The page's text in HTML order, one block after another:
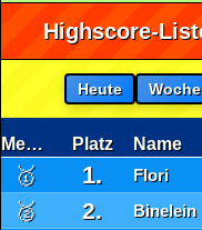
Highscore-
Heute Woche
Medaille Platz Name
🥇 1. Flori
🥈 2. Binelein